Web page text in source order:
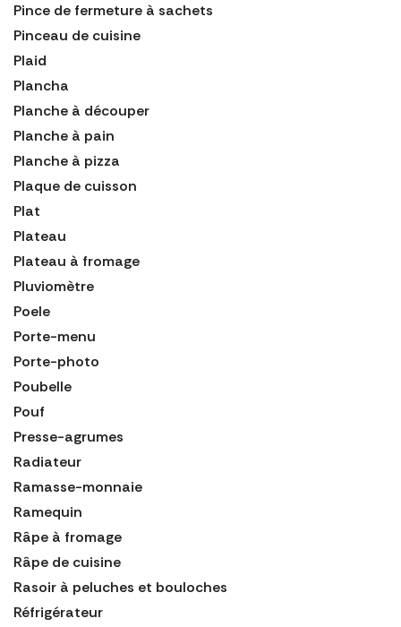
Pince de fermeture à sachets
Pinceau de cuisine
Plaid
Plancha
Planche à découper
Planche à pain
Planche à pizza
Plaque de cuisson
Plat
Plateau
Plateau à fromage
Pluviomètre
Poele
Porte-menu
Porte-photo
Poubelle
Pouf
Presse-agrumes
Radiateur
Ramasse-monnaie
Ramequin
Râpe à fromage
Râpe de cuisine
Rasoir à peluches et bouloches
Réfrigérateur